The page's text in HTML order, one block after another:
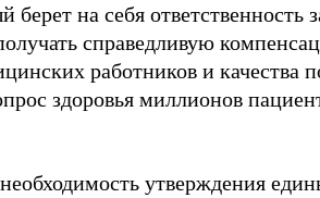
берет на себя ответственность
справедливую
работников и качества
здоровья миллионов
утверждения